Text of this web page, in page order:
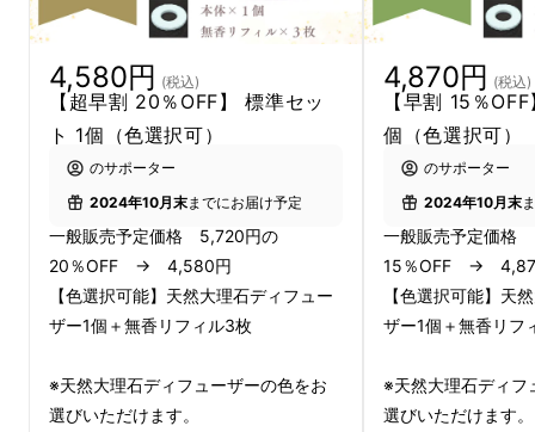
4,580円 (税込)
【超早割 20％OFF】 標準セッ
ト 1個（色選択可）
のサポーター
2024年10月末までにお届け予定
一般販売予定価格 5,720円の
20％OFF → 4,580円
【色選択可能】天然大理石ディフュー
ザー1個＋無香リフィル3枚
※天然大理石ディフューザーの色をお
選びいただけます。
4,870円 (税込)
【早割 15％
個（色選択可）
のサポーター
2024年10月末
一般販売予定価格
15％OFF →
【色選択可能】天
ザー1個＋無香リフ
※天然大理石ディフ
選びいただけます。